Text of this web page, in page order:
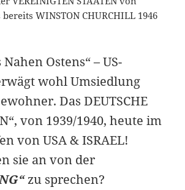
bereits WINSTON CHURCHILL 1946
Ostens“ – US-
wohl Umsiedlung
Das DEUTSCHE
von 1939/1940, heute im
von USA & ISRAEL!
sie an von der
zu sprechen?